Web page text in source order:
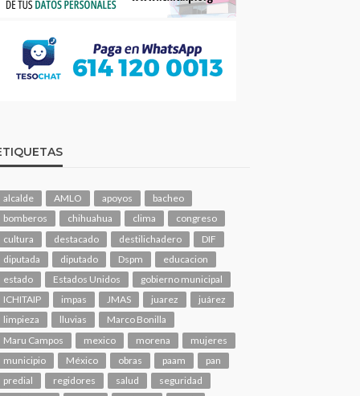
alcalde AMLO apoyos
bacheo
bomberos
chihuahua clima
congreso
cultura
destacado destilichadero
DIF
diputada
diputado Dspm
educacion
estado
Estados Unidos
gobierno municipal
ICHITAIP
impas JMAS juarez
juárez
limpieza
lluvias
Marco Bonilla
Maru Campos
mexico morena
mujeres
municipio
México obras paam
pan
predial
regidores salud
seguridad